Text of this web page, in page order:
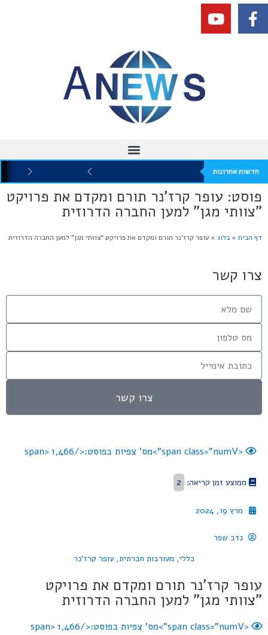
חדשות אחרונות
פוסט: עופר קרז'נר תורם ומקדם את פרויקט
"צוותי מגן" למען החברה הדרוזית
דף הבית » בלוג » עופר קרז’נר תורם ומקדם את פרויקט “צוותי מגן” למען החברה הדרוזית
<span class="numV">מס' צפיות בפוסט:</span> 1,466
ממוצע זמן קריאה: 2
מרץ 19, 2024
נדב שפר
כללי, מעורבות חברתית, עופר קרז'נר
עופר קרז'נר תורם ומקדם את פרויקט
"צוותי מגן" למען החברה הדרוזית
<span class="numV">מס' צפיות בפוסט:</span>
1,466
צרו קשר
צרו קשר